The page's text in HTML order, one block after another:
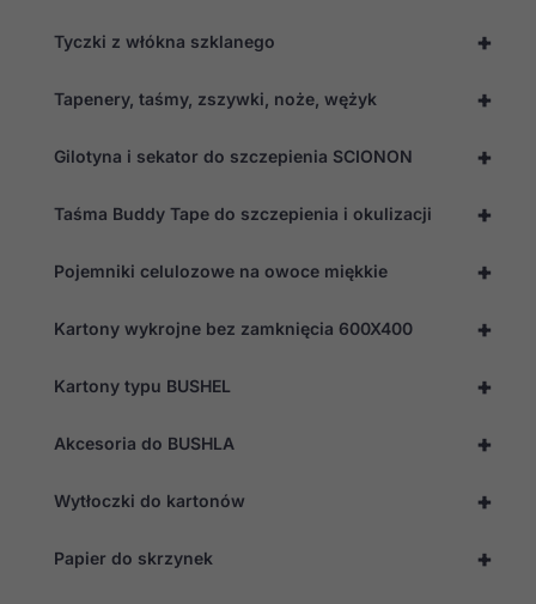
+
Tyczki z włókna szklanego
+
Tapenery, taśmy, zszywki, noże, wężyk
+
Gilotyna i sekator do szczepienia SCIONON
+
Taśma Buddy Tape do szczepienia i okulizacji
+
Pojemniki celulozowe na owoce miękkie
+
Kartony wykrojne bez zamknięcia 600X400
+
Kartony typu BUSHEL
+
Akcesoria do BUSHLA
+
Wytłoczki do kartonów
+
Papier do skrzynek